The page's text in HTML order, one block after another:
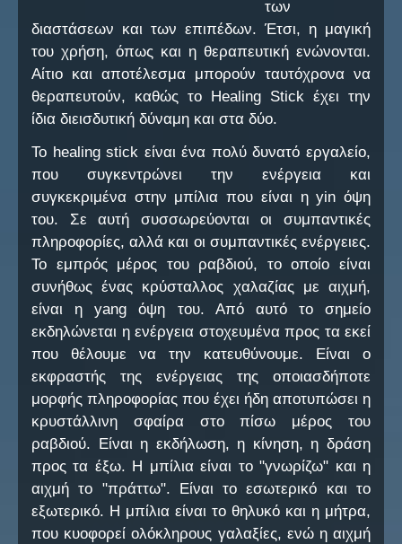
των
διαστάσεων και των επιπέδων. Έτσι, η μαγική
του χρήση, όπως και η θεραπευτική ενώνονται.
Αίτιο και αποτέλεσμα μπορούν ταυτόχρονα να
θεραπευτούν, καθώς το Healing Stick έχει την
ίδια διεισδυτική δύναμη και στα δύο.
Το healing stick είναι ένα πολύ δυνατό εργαλείο,
που συγκεντρώνει την ενέργεια και
συγκεκριμένα στην μπίλια που είναι η yin όψη
του. Σε αυτή συσσωρεύονται οι συμπαντικές
πληροφορίες, αλλά και οι συμπαντικές ενέργειες.
Το εμπρός μέρος του ραβδιού, το οποίο είναι
συνήθως ένας κρύσταλλος χαλαζίας με αιχμή,
είναι η yang όψη του. Από αυτό το σημείο
εκδηλώνεται η ενέργεια στοχευμένα προς τα εκεί
που θέλουμε να την κατευθύνουμε. Είναι ο
εκφραστής της ενέργειας της οποιασδήποτε
μορφής πληροφορίας που έχει ήδη αποτυπώσει η
κρυστάλλινη σφαίρα στο πίσω μέρος του
ραβδιού. Είναι η εκδήλωση, η κίνηση, η δράση
προς τα έξω. Η μπίλια είναι το "γνωρίζω" και η
αιχμή το "πράττω". Είναι το εσωτερικό και το
εξωτερικό. Η μπίλια είναι το θηλυκό και η μήτρα,
που κυοφορεί ολόκληρους γαλαξίες, ενώ η αιχμή